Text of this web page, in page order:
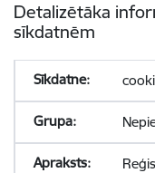
Detalizētāka
sīkdatnēm